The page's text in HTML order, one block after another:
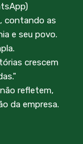
contando as
e seu povo.
crescem
refletem,
da empresa.